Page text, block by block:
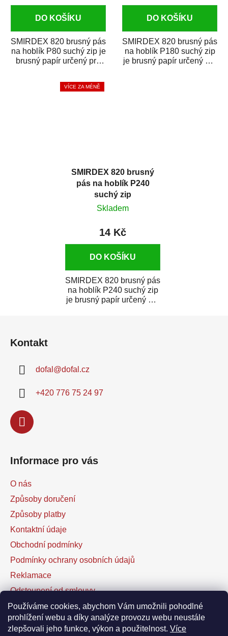
Používáme cookies, abychom Vám umožnili pohodlné
prohlížení webu a díky analýze provozu webu neustále
zlepšovali jeho funkce, výkon a použitelnost. Více
DO KOŠÍKU
SMIRDEX 820 brusný pás
na hoblík P80 suchý zip je
brusný papír určený pro
DO KOŠÍKU
SMIRDEX 820 brusný pás
na hoblík P180 suchý zip
je brusný papír určený pro
VÍCE ZA MÉNĚ
SMIRDEX 820 brusný
pás na hoblík P240
suchý zip
Skladem
14 Kč
DO KOŠÍKU
SMIRDEX 820 brusný pás
na hoblík P240 suchý zip
je brusný papír určený pro
Kontakt
dofal @dofal.cz
+420 776 75 24 97
Informace pro vás
O nás
Způsoby doručení
Způsoby platby
Kontaktní údaje
Obchodní podmínky
Podmínky ochrany osobních údajů
Reklamace
Odstoupení od smlouvy
Kontaktní formulář